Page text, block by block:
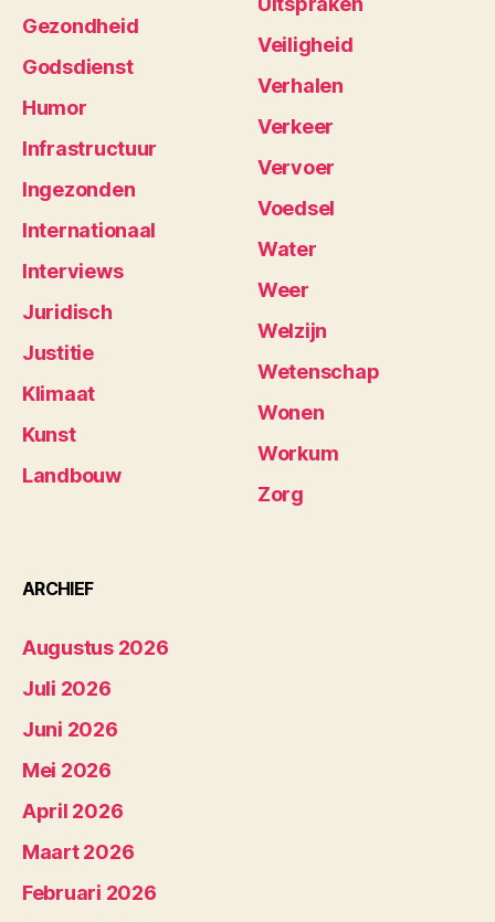
Gezondheid
Godsdienst
Humor
Infrastructuur
Ingezonden
Internationaal
Interviews
Juridisch
Justitie
Klimaat
Kunst
Landbouw
Veiligheid
Verhalen
Verkeer
Vervoer
Voedsel
Water
Weer
Welzijn
Wetenschap
Wonen
Workum
Zorg
ARCHIEF
Augustus 2026
Juli 2026
Juni 2026
Mei 2026
April 2026
Maart 2026
Februari 2026